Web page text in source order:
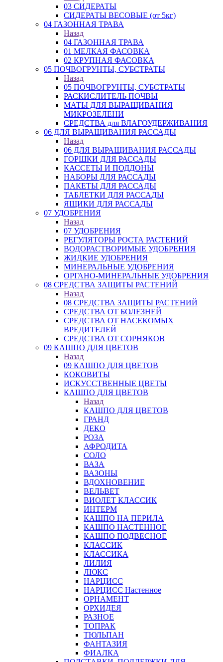
03 СИДЕРАТЫ
СИДЕРАТЫ ВЕСОВЫЕ (от 5кг)
04 ГАЗОННАЯ ТРАВА
Назад
04 ГАЗОННАЯ ТРАВА
01 МЕЛКАЯ ФАСОВКА
02 КРУПНАЯ ФАСОВКА
05 ПОЧВОГРУНТЫ, СУБСТРАТЫ
Назад
05 ПОЧВОГРУНТЫ, СУБСТРАТЫ
РАСКИСЛИТЕЛЬ ПОЧВЫ
МАТЫ ДЛЯ ВЫРАЩИВАНИЯ
МИКРОЗЕЛЕНИ
СРЕДСТВА для ВЛАГОУДЕРЖИВАНИЯ
06 ДЛЯ ВЫРАЩИВАНИЯ РАССАДЫ
Назад
06 ДЛЯ ВЫРАЩИВАНИЯ РАССАДЫ
ГОРШКИ ДЛЯ РАССАДЫ
КАССЕТЫ И ПОДДОНЫ
НАБОРЫ ДЛЯ РАССАДЫ
ПАКЕТЫ ДЛЯ РАССАДЫ
ТАБЛЕТКИ ДЛЯ РАССАДЫ
ЯЩИКИ ДЛЯ РАССАДЫ
07 УДОБРЕНИЯ
Назад
07 УДОБРЕНИЯ
РЕГУЛЯТОРЫ РОСТА РАСТЕНИЙ
ВОДОРАСТВОРИМЫЕ УДОБРЕНИЯ
ЖИДКИЕ УДОБРЕНИЯ
МИНЕРАЛЬНЫЕ УДОБРЕНИЯ
ОРГАНО-МИНЕРАЛЬНЫЕ УДОБРЕНИЯ
08 СРЕДСТВА ЗАЩИТЫ РАСТЕНИЙ
Назад
08 СРЕДСТВА ЗАЩИТЫ РАСТЕНИЙ
СРЕДСТВА ОТ БОЛЕЗНЕЙ
СРЕДСТВА ОТ НАСЕКОМЫХ
ВРЕДИТЕЛЕЙ
СРЕДСТВА ОТ СОРНЯКОВ
09 КАШПО ДЛЯ ЦВЕТОВ
Назад
09 КАШПО ДЛЯ ЦВЕТОВ
КОКОВИТЫ
ИСКУССТВЕННЫЕ ЦВЕТЫ
КАШПО ДЛЯ ЦВЕТОВ
Назад
КАШПО ДЛЯ ЦВЕТОВ
ГРАНД
ДЕКО
РОЗА
АФРОДИТА
СОЛО
ВАЗА
ВАЗОНЫ
ВДОХНОВЕНИЕ
ВЕЛЬВЕТ
ВИОЛЕТ КЛАССИК
ИНТЕРМ
КАШПО НА ПЕРИЛА
КАШПО НАСТЕННОЕ
КАШПО ПОДВЕСНОЕ
КЛАССИК
КЛАССИКА
ЛИЛИЯ
ЛЮКС
НАРЦИСС
НАРЦИСС Настенное
ОРНАМЕНТ
ОРХИДЕЯ
РАЗНОЕ
ТОПРАК
ТЮЛЬПАН
ФАНТАЗИЯ
ФИАЛКА